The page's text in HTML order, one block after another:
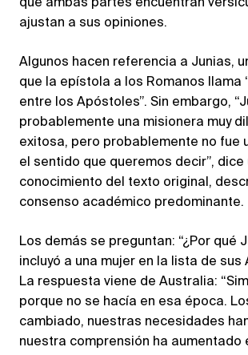
que ambas partes encuentran
ajustan a sus opiniones.
Algunos hacen referencia a Junias,
que la epístola a los Romanos llama
entre los Apóstoles”. Sin embargo,
probablemente una misionera muy
exitosa, pero probablemente no fue
el sentido que queremos decir”, dice
conocimiento del texto original,
consenso académico predominante.
Los demás se preguntan: “¿Por qué
incluyó a una mujer en la lista de sus
La respuesta viene de Australia:
porque no se hacía en esa época.
cambiado, nuestras necesidades
nuestra comprensión ha aumentado